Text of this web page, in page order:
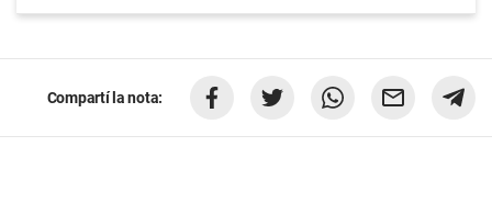
Compartí la nota: